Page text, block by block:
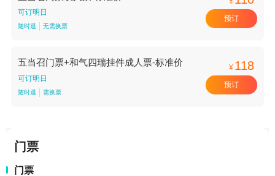
可订明日
随时退 无需换票
预订
五当召门票+和气四瑞挂件成人票-标准价
可订明日
随时退 需换票
¥ 118
预订
门票
门票